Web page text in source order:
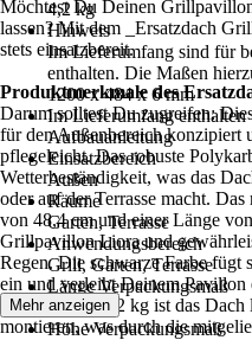
4,2 kg
Hinweis
Im Lieferumfang sind für
enthalten. Die Maßen
1200 x 484 x 6 mm
Im Lieferumfang enthalten
Aufbauanleitung
Einsatzbereich
Außen
Räume
Garten, Terrasse
Anwendungsbereich
Grill, Garten, Terrasse
Länge Verpackungsmaß
143 cm
Höhe Verpackungsmaß
Möchtest Du Deinen
lassen? Mit dem _Ersatzdach
stets einsatzbereit.
Produktmerkmale des
Darum solltest Du zugreifen:
für den Außenbereich konzipiert
pflegeleicht. Das robuste
Wetterbeständigkeit, was das
oder auf der Terrasse macht.
von 48,4 cm und einer Länge
Grillpavillon Liora und
Regen. Die schwarze Farbe fügt
ein und verleiht Deinem Pavillon
Gewicht von 4,2 kg ist das
montieren, was durch die
Mehr anzeigen